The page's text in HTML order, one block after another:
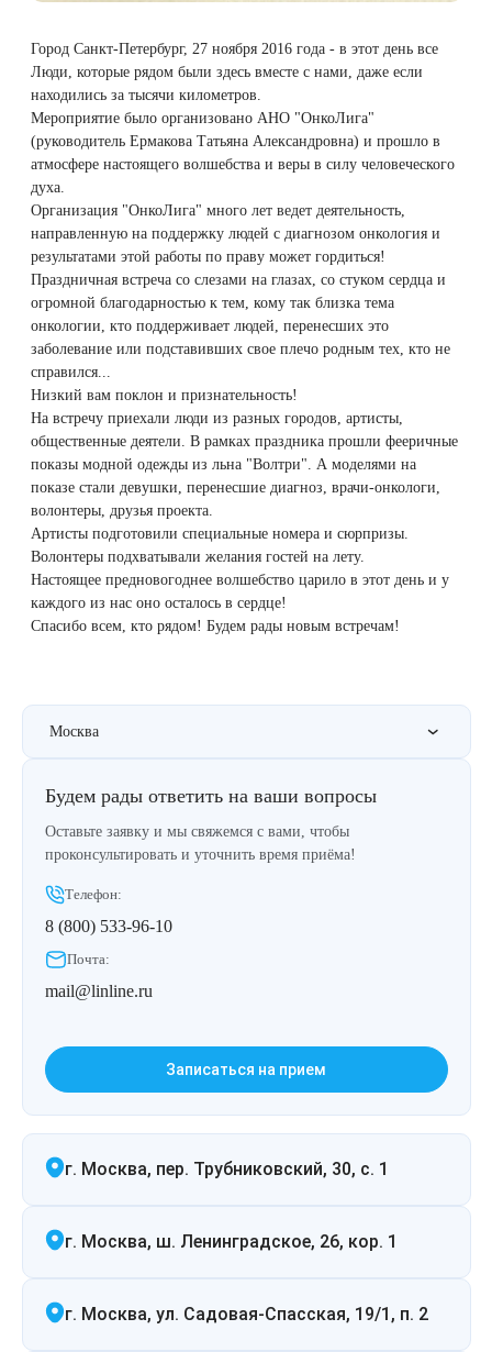
Город Санкт-Петербург, 27 ноября 2016 года - в этот день все
Люди, которые рядом были здесь вместе с нами, даже если
находились за тысячи километров.
Мероприятие было организовано АНО "ОнкоЛига"
(руководитель Ермакова Татьяна Александровна) и прошло в
атмосфере настоящего волшебства и веры в силу человеческого
духа.
Организация "ОнкоЛига" много лет ведет деятельность,
направленную на поддержку людей с диагнозом онкология и
результатами этой работы по праву может гордиться!
Праздничная встреча со слезами на глазах, со стуком сердца и
огромной благодарностью к тем, кому так близка тема
онкологии, кто поддерживает людей, перенесших это
заболевание или подставивших свое плечо родным тех, кто не
справился...
Низкий вам поклон и признательность!
На встречу приехали люди из разных городов, артисты,
общественные деятели. В рамках праздника прошли фееричные
показы модной одежды из льна "Волтри". А моделями на
показе стали девушки, перенесшие диагноз, врачи-онкологи,
волонтеры, друзья проекта.
Артисты подготовили специальные номера и сюрпризы.
Волонтеры подхватывали желания гостей на лету.
Настоящее предновогоднее волшебство царило в этот день и у
каждого из нас оно осталось в сердце!
Спасибо всем, кто рядом! Будем рады новым встречам!
Москва
Будем рады ответить на ваши вопросы
Оставьте заявку и мы свяжемся с вами, чтобы
проконсультировать и уточнить время приёма!
Телефон:
8 (800) 533-96-10
Почта:
mail@linline.ru
Записаться на прием
г. Москва, пер. Трубниковский, 30, с. 1
г. Москва, ш. Ленинградское, 26, кор. 1
г. Москва, ул. Садовая-Спасская, 19/1, п. 2
Лечение прыщей (угревой сыпи)
Лечение гиперпигментации
Удаление веснушек
Удаление сосудистых звездочек
Удаление винного пятна
Лечение псориаза
Лазерный пилинг
Лазерное удаление рубцов
Удаление рубцов
Удаление новообразований
Лазерное лечение постакне
QOOL- омоложение
Лазерное лечение ринофимы
Лазерное лечение розацеа
Интимное лазерное омоложение
Лазерная подтяжка кожи живота
Лазерная подтяжка кожи на бедрах и коленях
Лазерное омоложение груди
Фотодинамическая терапия HELEO™
Удалить носогубные складки
Удалить перманентный макияж
Удалить рубцы
Поднять брови
Молодую и увлажнённую кожу вокруг глаз
Вылечить расширенные поры
Избавиться от комедонов на лице
Избавиться от пигментных пятен на лице
Остановить выпадение волос
Восстановление здоровья волос
Сделать педикюр
Купить абонемент